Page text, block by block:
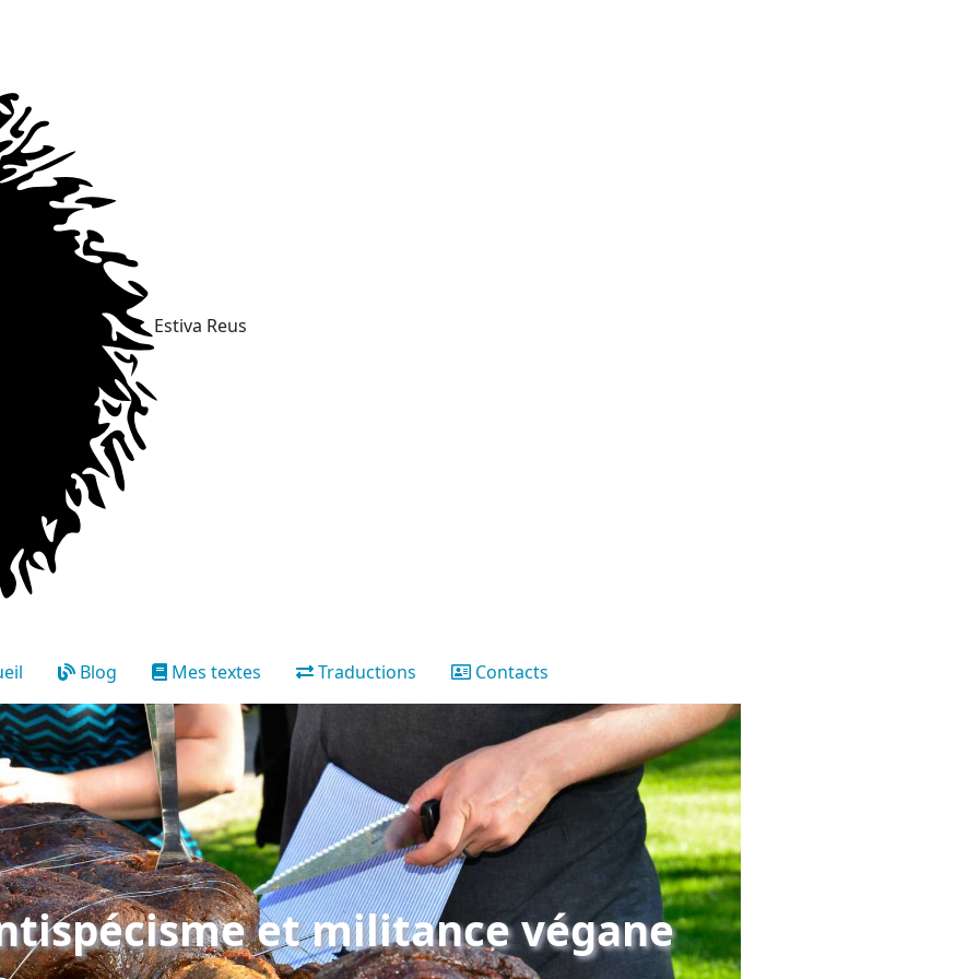
Estiva Reus
Blog Mes textes Traductions Contacts
et militance végane